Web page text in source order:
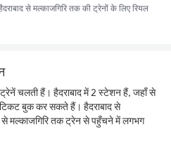
से मल्काजगिरि तक की ट्रेनों के लिए रियल
चलती हैं। हैदराबाद में 2 स्टेशन हैं, जहाँ से
बुक कर सकते हैं। हैदराबाद से
से मल्काजगिरि तक ट्रेन से पहुँचने में लगभग